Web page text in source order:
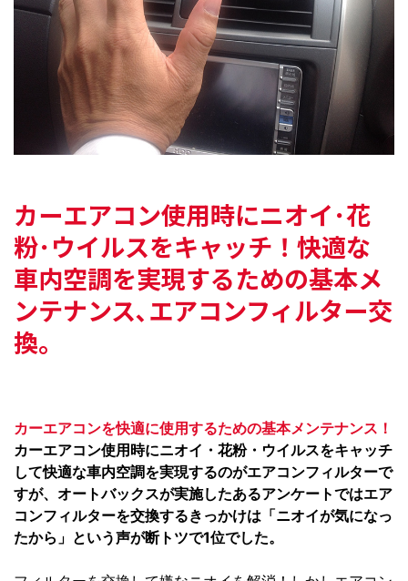
カーエアコン使用時にニオイ･花
粉･ウイルスをキャッチ！ 快適な
車内空調を実現するための基本メ
ンテナンス､エアコンフィルター交
換。
カーエアコンを快適に使用するための基本メンテナンス！
カーエアコン使用時にニオイ・花粉・ウイルスをキャッチ
して快適な車内空調を実現するのがエアコンフィルターで
すが、オートバックスが実施したあるアンケートではエア
コンフィルターを交換するきっかけは「ニオイが気になっ
たから」という声が断トツで1位でした。